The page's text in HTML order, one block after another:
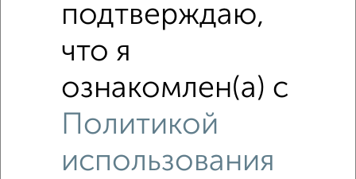
подтверждаю,
что я
ознакомлен(а) с
Политикой
использования